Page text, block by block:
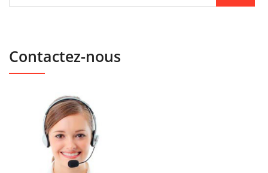
Contactez-nous